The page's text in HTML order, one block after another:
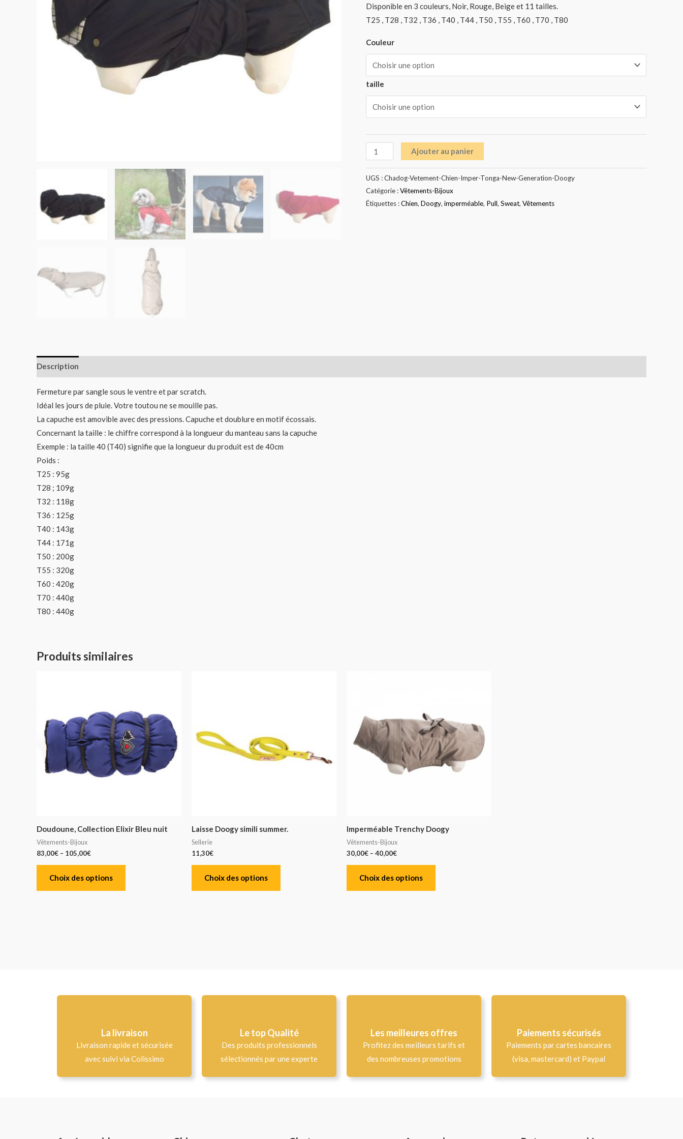
Disponible en 3 couleurs, Noir, Rouge, Beige et 11 tailles.
T25 , T28 , T32 , T36 , T40 , T44 , T50 , T55 , T60 , T70 , T80
Couleur
taille
Ajouter au panier
UGS :Chadog-Vetement-Chien-Imper-Tonga-New-Generation-Doogy
Catégorie :Vêtements-Bijoux
Étiquettes :Chien, Doogy, imperméable, Pull, Sweat, Vêtements
Description
Fermeture par sangle sous le ventre et par scratch.
Idéal les jours de pluie. Votre toutou ne se mouille pas.
La capuche est amovible avec des pressions. Capuche et doublure en motif écossais.
Concernant la taille : le chiffre correspond à la longueur du manteau sans la capuche
Exemple : la taille 40 (T40) signifie que la longueur du produit est de 40cm
Poids :
T25 : 95g
T28 ; 109g
T32 : 118g
T36 : 125g
T40 : 143g
T44 : 171g
T50 : 200g
T55 : 320g
T60 : 420g
T70 : 440g
T80 : 440g
Produits similaires
Doudoune, Collection Elixir Bleu nuit
Vêtements-Bijoux
83,00€ – 105,00€
Choix des options
Laisse Doogy simili summer.
Sellerie
11,30€
Choix des options
Imperméable Trenchy Doogy
Vêtements-Bijoux
30,00€ – 40,00€
Choix des options
La livraison
Livraison rapide et sécurisée
avec suivi via Colissimo
Le top Qualité​
Des produits professionnels
sélectionnés par une experte
Les meilleures offres
Profitez des meilleurs tarifs et
des nombreuses promotions
Paiements sécurisés
Paiements par cartes bancaires
(visa, mastercard) et Paypal